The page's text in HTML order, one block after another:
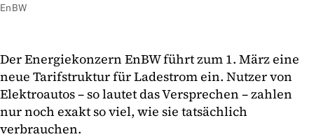
EnBW
Der Energiekonzern EnBW führt zum 1. März eine
neue Tarifstruktur für Ladestrom ein. Nutzer von
Elektroautos – so lautet das Versprechen – zahlen
nur noch exakt so viel, wie sie tatsächlich
verbrauchen.